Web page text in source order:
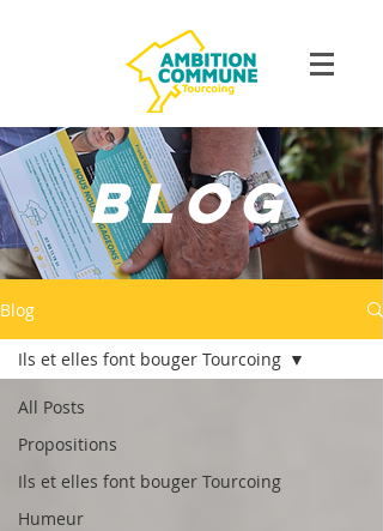
Blog
Blog
All Posts
Propositions
Ils et elles font bouger Tourcoing
Humeur
Ils et elles font bouger Tourcoing